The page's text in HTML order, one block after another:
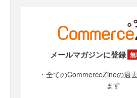
メールマガジンに登録
・全てのCommerceZineの過
ます